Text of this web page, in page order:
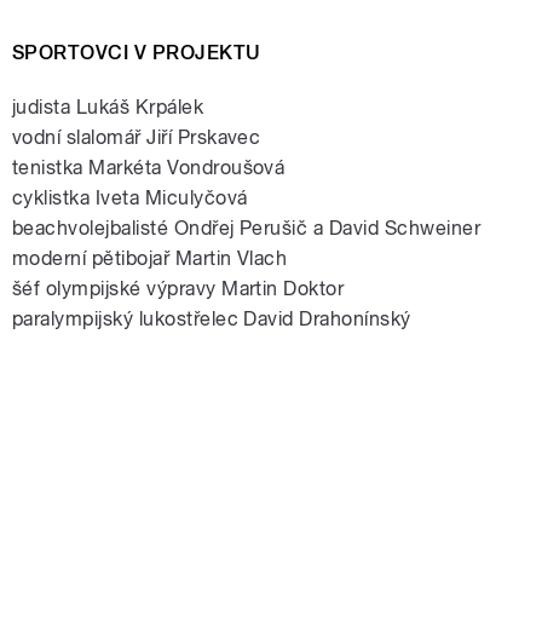
SPORTOVCI V PROJEKTU
judista Lukáš Krpálek
vodní slalomář Jiří Prskavec
tenistka Markéta Vondroušová
cyklistka Iveta Miculyčová
beachvolejbalisté Ondřej Perušič a David Schweiner
moderní pětibojař Martin Vlach
šéf olympijské výpravy Martin Doktor
paralympijský lukostřelec David Drahonínský